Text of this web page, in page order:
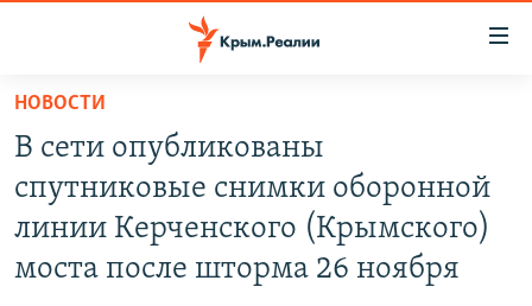
Вернуться
основному
содержанию
Вернутся
главной
СПЕЦПРОЕКТЫ
ВОДА
НОВОСТИ
В сети опубликованы
спутниковые снимки оборонной
линии Керченского (Крымского)
моста после шторма 26 ноября